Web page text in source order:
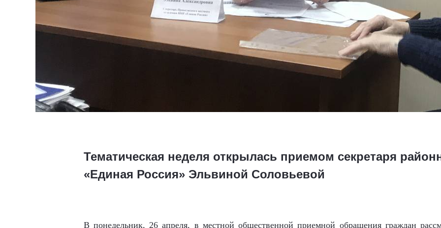
Тематическая неделя открылась приемом секретаря
«Единая Россия» Эльвиной Соловьевой
В понедельник, 26 апреля, в местной общественной приемной обращения граждан